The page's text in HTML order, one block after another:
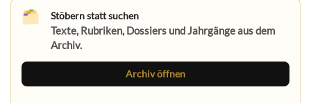
Stöbern statt suchen
Texte, Rubriken, Dossiers und Jahrgänge aus dem
Archiv.
Archiv öffnen